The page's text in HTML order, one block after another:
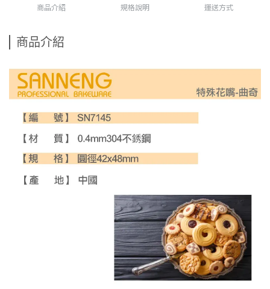
商品介紹 規格說明 運送方式
商品介紹